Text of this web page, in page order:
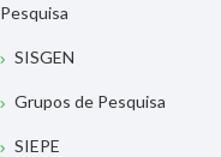
Pesquisa
SISGEN
Grupos de Pesquisa
SIEPE